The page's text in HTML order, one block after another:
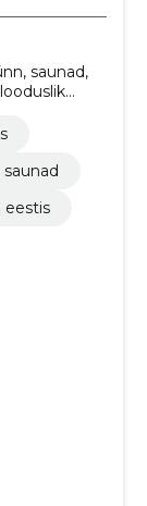
saunad,
saunad
eestis